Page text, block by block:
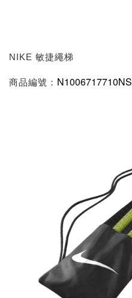
NIKE 敏捷繩梯
商品編號： N1006717710NS